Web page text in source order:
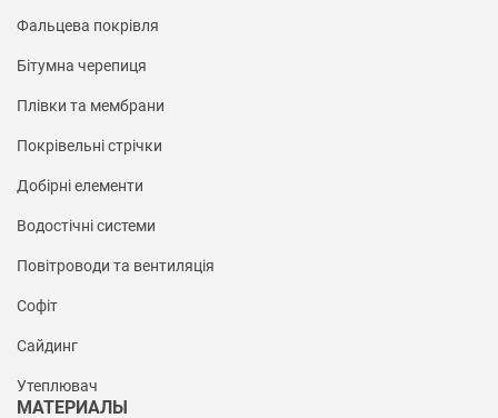
Фальцева покрівля
Бітумна черепиця
Плівки та мембрани
Покрівельні стрічки
Добірні елементи
Водостічні системи
Повітроводи та вентиляція
Софіт
Сайдинг
Утеплювач
МАТЕРИАЛЫ